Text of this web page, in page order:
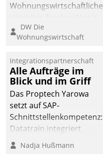
Wohnungswirtschaftliche
eine digitale Zukunft zu
finden, ist das Ziel des
der
Wohnungswirtschaft“.
Bewerben können sich
dafür ein Team
bestehend aus
Wohnungsunternehmen
und PropTech.
DW Die
Wohnungswirtschaft
Integrationspartnerschaft
Alle Aufträge im
Blick und im Griff
Das Proptech Yarowa
setzt auf SAP-
Schnittstellenkompetenz:
Datatrain integriert
Yarowas Portal zur
Vergabe und Verwaltung
Nadja Hußmann